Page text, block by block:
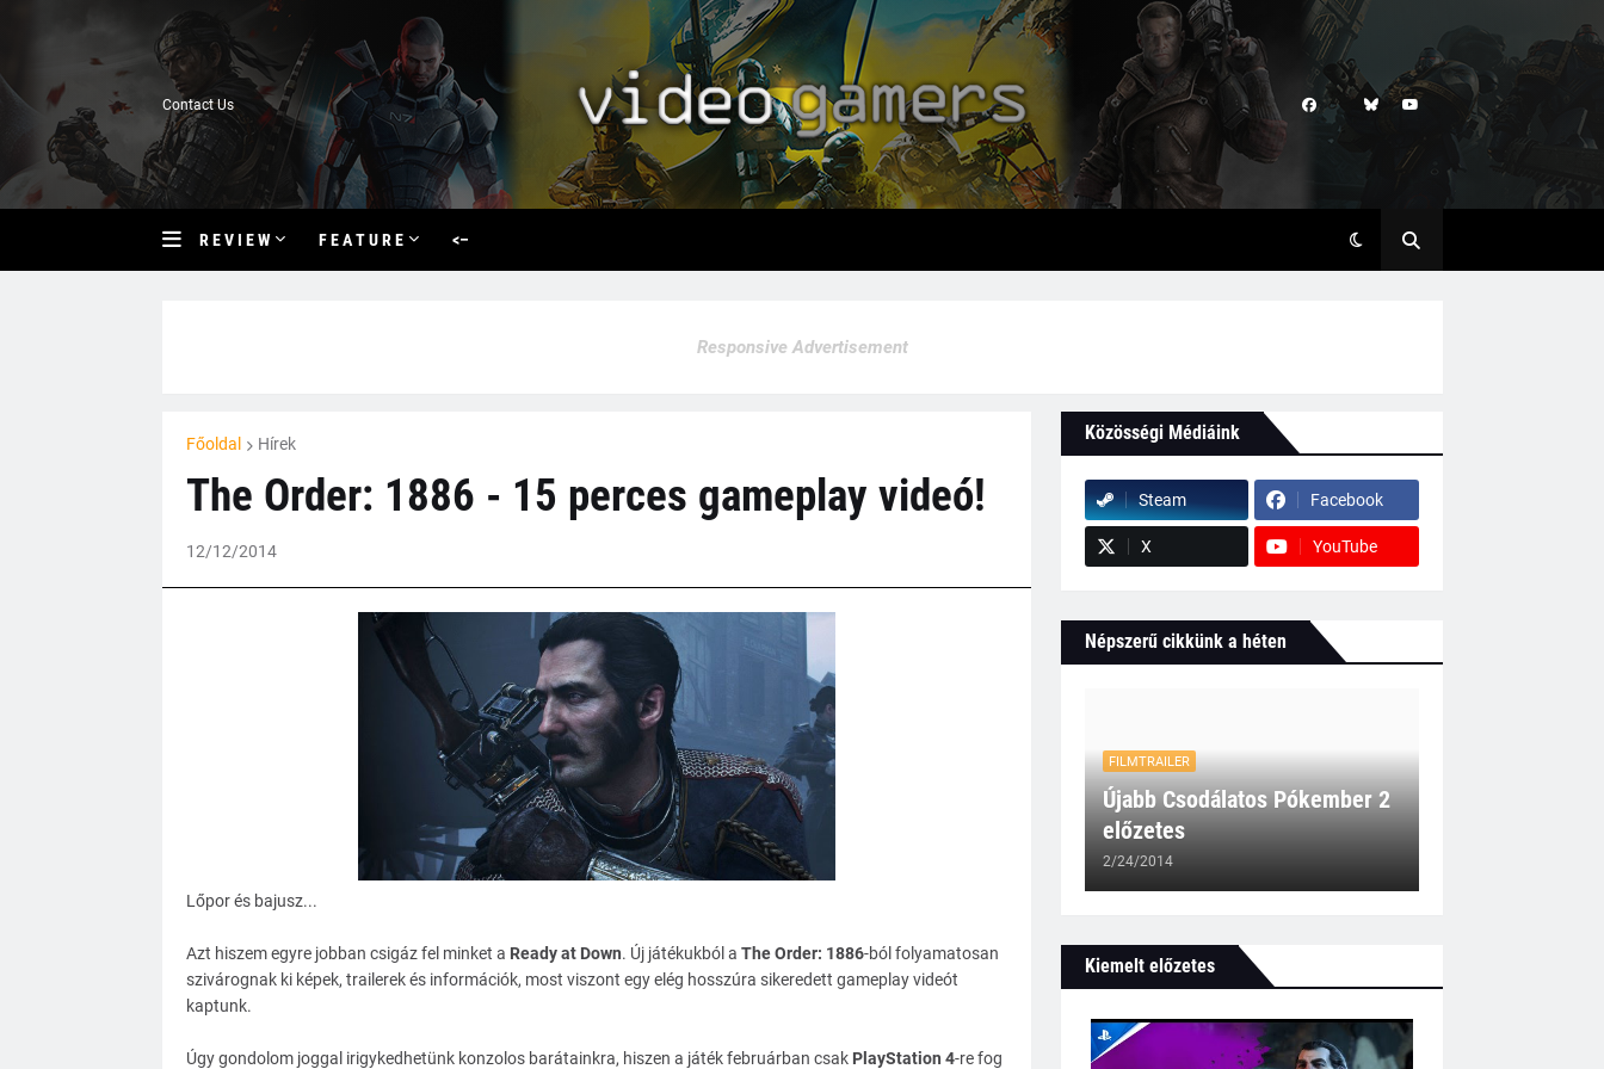
Contact Us
R E V I E W F E A T U R E <–
Responsive Advertisement
Főoldal Hírek
The Order: 1886 - 15 perces gameplay videó!
12/12/2014
Lőpor és bajusz...
Azt hiszem egyre jobban csigáz fel minket a Ready at Down. Új játékukból a The Order: 1886-ból folyamatosan
szivárognak ki képek, trailerek és információk, most viszont egy elég hosszúra sikeredett gameplay videót
kaptunk.
Úgy gondolom joggal irigykedhetünk konzolos barátainkra, hiszen a játék februárban csak PlayStation 4-re fog
Közösségi Médiáink
Steam Facebook
X YouTube
Népszerű cikkünk a héten
FILMTRAILER
Újabb Csodálatos Pókember 2
előzetes
2/24/2014
Kiemelt előzetes